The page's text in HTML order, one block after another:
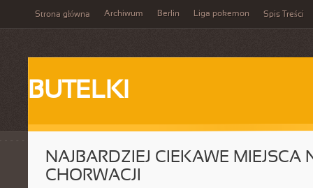
Strona główna Archiwum Berlin Liga pokemon Spis Treści
BUTELKI
NAJBARDZIEJ CIEKAWE MIEJSCA
CHORWACJI